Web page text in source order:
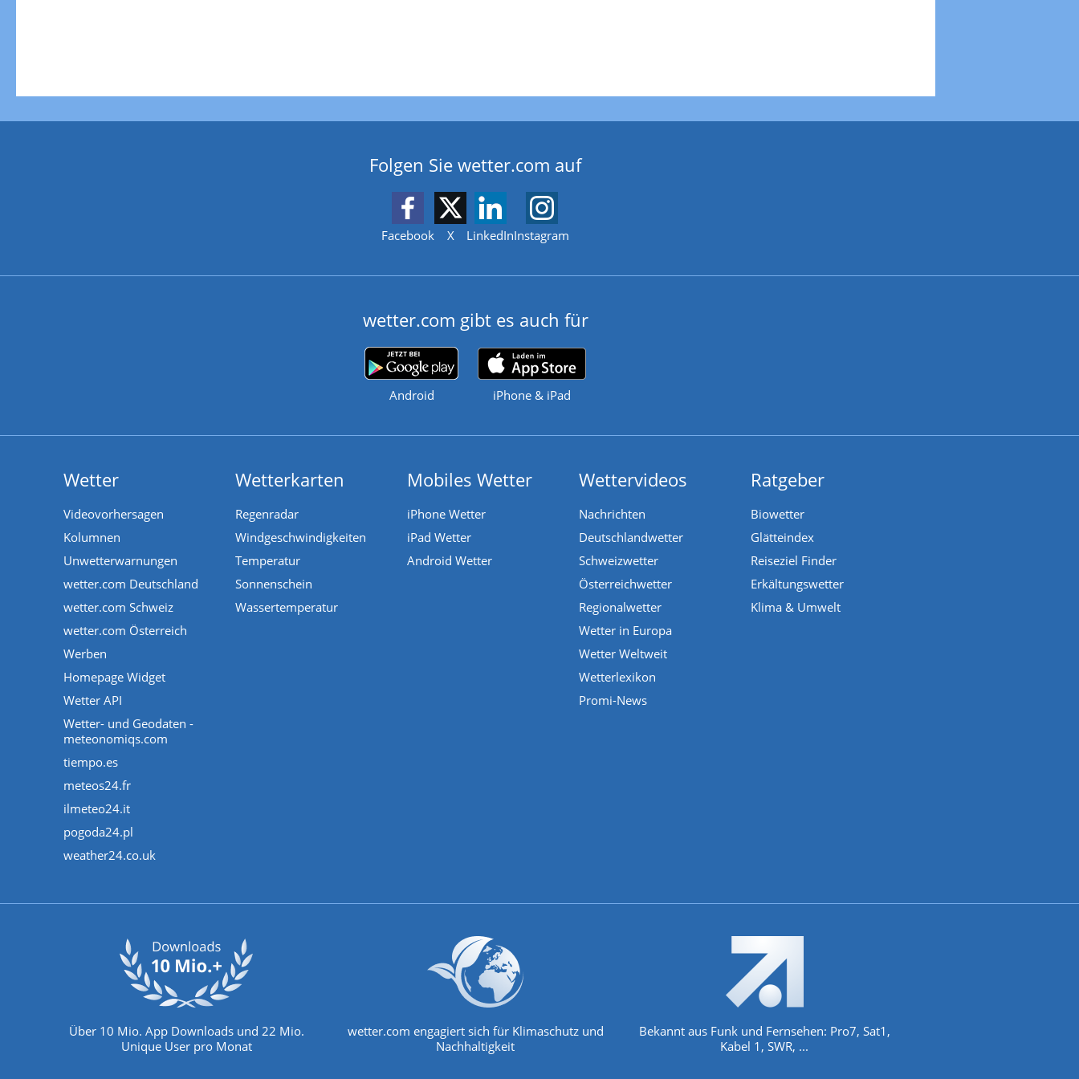
Folgen Sie wetter.com auf
Facebook X LinkedInInstagram
wetter.com gibt es auch für
Android iPhone & iPad
Wetter
Videovorhersagen
Kolumnen
Unwetterwarnungen
wetter.com Deutschland
wetter.com Schweiz
wetter.com Österreich
Werben
Homepage Widget
Wetter API
Wetter- und Geodaten -
meteonomiqs.com
tiempo.es
meteos24.fr
ilmeteo24.it
pogoda24.pl
weather24.co.uk
Wetterkarten
Regenradar
Windgeschwindigkeiten
Temperatur
Sonnenschein
Wassertemperatur
Mobiles Wetter
iPhone Wetter
iPad Wetter
Android Wetter
Wettervideos
Nachrichten
Deutschlandwetter
Schweizwetter
Österreichwetter
Regionalwetter
Wetter in Europa
Wetter Weltweit
Wetterlexikon
Promi-News
Ratgeber
Biowetter
Glätteindex
Reiseziel Finder
Erkältungswetter
Klima & Umwelt
Über 10 Mio. App Downloads und 22 Mio.
Unique User pro Monat
wetter.com engagiert sich für Klimaschutz und
Nachhaltigkeit
Bekannt aus Funk und Fernsehen: Pro7, Sat1,
Kabel 1, SWR, ...